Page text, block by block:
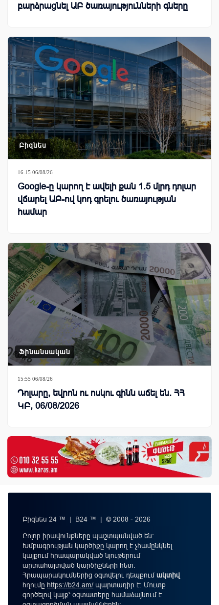
բարձրացնել ԱԲ ծառայությունների գները
Բիզնես
16:15 06/08/26
Google-ը կարող է ավելի քան 1.5 մլրդ դոլար
վճարել ԱԲ-ով կոդ գրելու ծառայության
համար
Ֆինանսական
15:55 06/08/26
Դոլարը, եվրոն ու ոսկու գինն աճել են. ՀՀ
ԿԲ, 06/08/2026
Բիզնես 24 ™ | B24 ™ | © 2008 - 2026
Բոլոր իրավունքները պաշտպանված են:
Խմբագրության կարծիքը կարող է չհամընկնել
կայքում հրապարակված նյութերում
արտահայտված կարծիքների հետ:
Հրապարակումներից օգտվելու դեպքումակտիվ
հղումը https://b24.am/ պարտադիր է: Մուտք
գործելով կայք՝ օգտատերը համաձայնում է